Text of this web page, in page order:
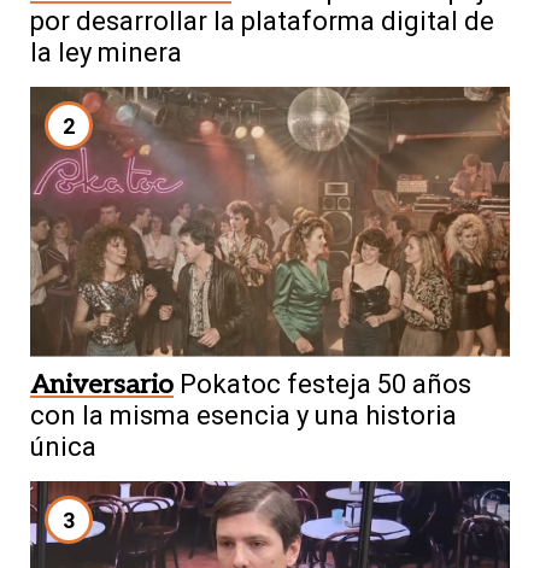
por desarrollar la plataforma digital de
la ley minera
2
Aniversario Pokatoc festeja 50 años
con la misma esencia y una historia
única
3